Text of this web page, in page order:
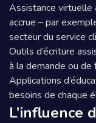
Assistance virtuelle
accrue – par
secteur du service
Outils d’écriture
à la demande ou de
Applications
besoins de chaque
L’influence